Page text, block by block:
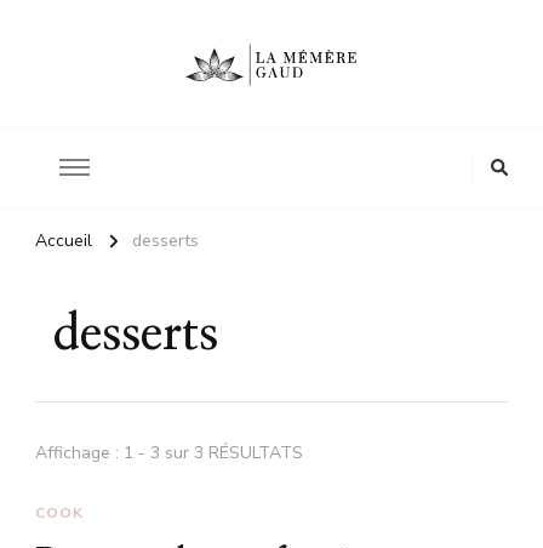
Accueil desserts
desserts
Affichage : 1 - 3 sur 3 RÉSULTATS
COOK